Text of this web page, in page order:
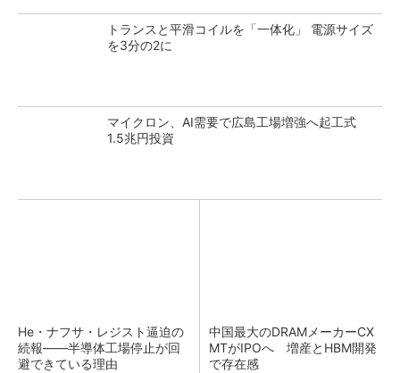
トランスと平滑コイルを「一体化」 電源サイズ
を3分の2に
マイクロン、AI需要で広島工場増強へ起工式
1.5兆円投資
He・ナフサ・レジスト逼迫の
続報――半導体工場停止が回
避できている理由
中国最大のDRAMメーカーCX
MTがIPOへ 増産とHBM開発
で存在感